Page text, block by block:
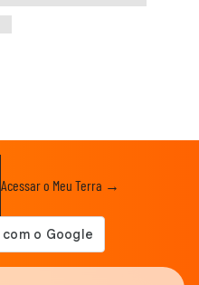
Acessar o Meu Terra →